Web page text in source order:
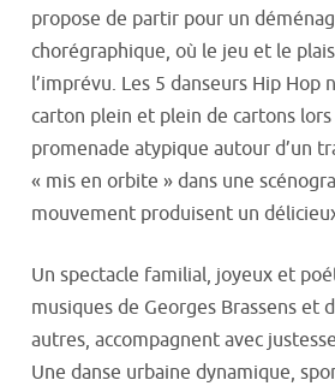
propose de partir pour un
chorégraphique, où le jeu et le
l’imprévu. Les 5 danseurs Hip Hop
carton plein et plein de cartons
promenade atypique autour d’un
« mis en orbite » dans une
mouvement produisent un
Un spectacle familial, joyeux et
musiques de Georges Brassens et
autres, accompagnent avec
Une danse urbaine dynamique,